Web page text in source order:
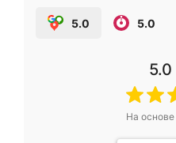
5.0 5.0
5.0
На основе